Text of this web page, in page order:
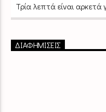
Τρία λεπτά είναι αρκετά
ΔΙΑΦΗΜΙΣΕΙΣ